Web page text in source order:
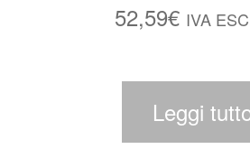
52,59€ IVA
Leggi